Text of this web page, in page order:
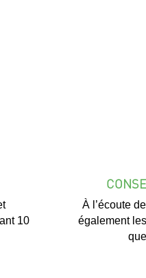
10
À l’écoute
également